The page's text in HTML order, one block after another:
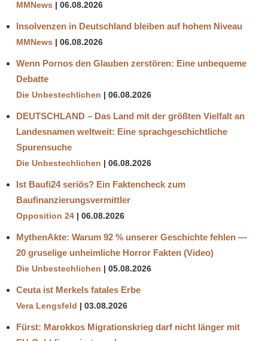
ECONOMIC
MMNews 06.08.2026
Insolvenzen in Deutschland bleiben auf hohem Niveau
MMNews 06.08.2026
Wenn Pornos den Glauben zerstören: Eine unbequeme
Debatte
Die Unbestechlichen 06.08.2026
DEUTSCHLAND – Das Land mit der größten Vielfalt an
Landesnamen weltweit: Eine sprachgeschichtliche
Spurensuche
Die Unbestechlichen 06.08.2026
Ist Baufi24 seriös? Ein Faktencheck zum
Baufinanzierungsvermittler
Opposition 24 06.08.2026
MythenAkte: Warum 92 % unserer Geschichte fehlen —
20 gruselige unheimliche Horror Fakten (Video)
Die Unbestechlichen 05.08.2026
Ceuta ist Merkels fatales Erbe
Vera Lengsfeld 03.08.2026
Fürst: Marokkos Migrationskrieg darf nicht länger mit